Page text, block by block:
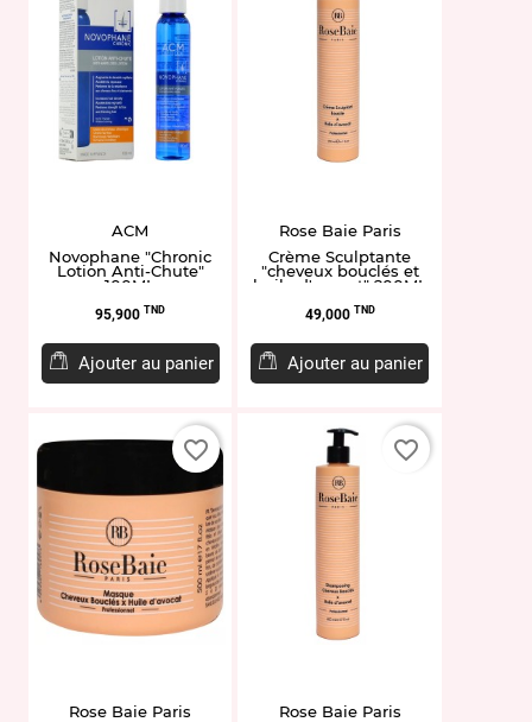
ACM
Novophane "Chronic
Lotion Anti-Chute"
100ML
Prix
95,900 TND
Ajouter au panier
Rose Baie Paris
Crème Sculptante
"cheveux bouclés et
huile d'avocat" 200ML
Prix
49,000 TND
Ajouter au panier
Rose Baie Paris
favorite_border
Rose Baie Paris
favorite_border